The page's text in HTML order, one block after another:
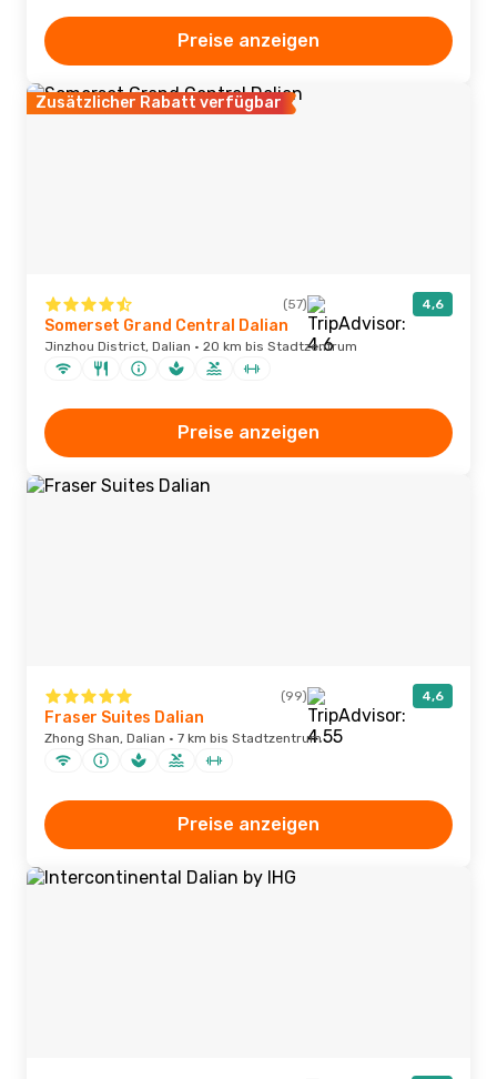
Preise anzeigen
Zusätzlicher Rabatt verfügbar
(57) 4,6
Somerset Grand Central Dalian
Jinzhou District, Dalian · 20 km bis Stadtzentrum
Preise anzeigen
(99) 4,6
Fraser Suites Dalian
Zhong Shan, Dalian · 7 km bis Stadtzentrum
Preise anzeigen